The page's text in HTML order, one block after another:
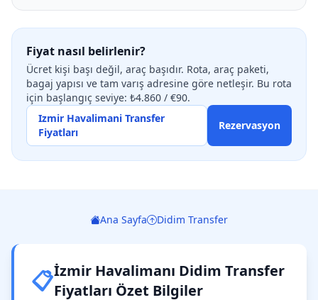
Fiyat nasıl belirlenir?
Ücret kişi başı değil, araç başıdır. Rota, araç paketi,
bagaj yapısı ve tam varış adresine göre netleşir. Bu rota
için başlangıç seviye: ₺4.860 / €90.
Izmir Havalimani Transfer
Fiyatları
Rezervasyon
Ana Sayfa Didim Transfer
📋İzmir Havalimanı Didim Transfer
Fiyatları Özet Bilgiler